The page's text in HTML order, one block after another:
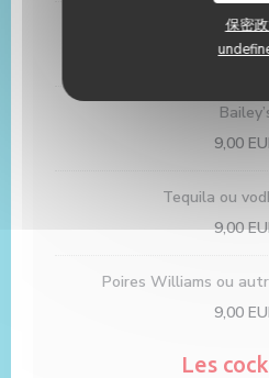
保密
Get 27
9,00
9,00
Tequila ou
9,00
Poires Williams ou
9,00
Les